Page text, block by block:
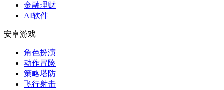
金融理财
AI软件
安卓游戏
角色扮演
动作冒险
策略塔防
飞行射击